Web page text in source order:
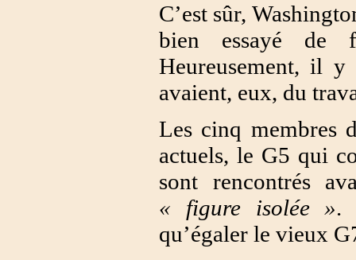
C’est sûr,
bien essayé de
Heureusement, il
avaient, eux, du
Les cinq membres
actuels, le G5 qui
sont rencontrés
« figure isolée ».
qu’égaler le vieux